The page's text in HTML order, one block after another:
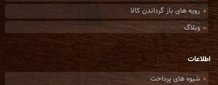
رویه های باز گرداندن کالا
وبلاگ
اطلاعات
شیوه های پرداخت